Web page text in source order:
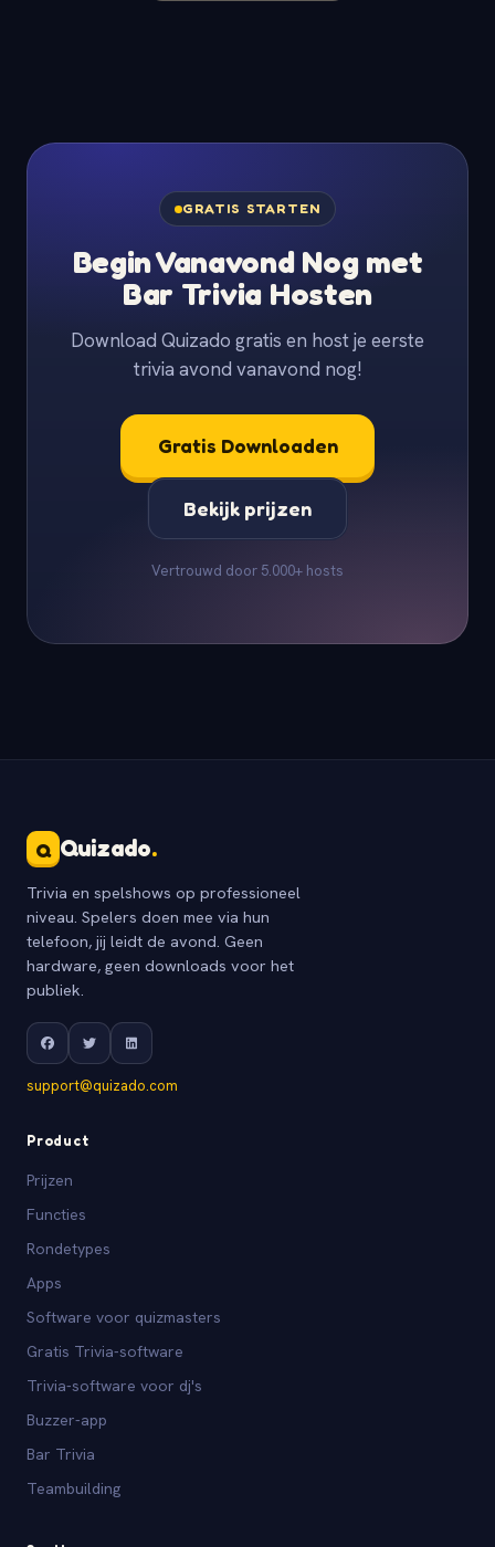
GRATIS STARTEN
Begin Vanavond Nog met
Bar Trivia Hosten
Download Quizado gratis en host je eerste
trivia avond vanavond nog!
Gratis Downloaden
Bekijk prijzen
Vertrouwd door 5.000+ hosts
Q Quizado.
Trivia en spelshows op professioneel
niveau. Spelers doen mee via hun
telefoon, jij leidt de avond. Geen
hardware, geen downloads voor het
publiek.
support@quizado.com
Product
Prijzen
Functies
Rondetypes
Apps
Software voor quizmasters
Gratis Trivia-software
Trivia-software voor dj's
Buzzer-app
Bar Trivia
Teambuilding